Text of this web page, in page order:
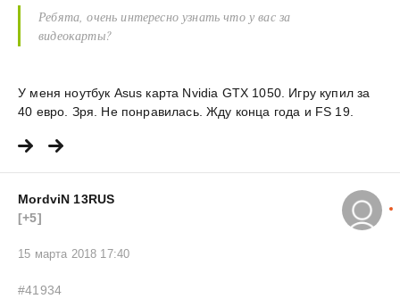
Ребята, очень интересно узнать что у вас за
видеокарты?
У меня ноутбук Asus карта Nvidia GTX 1050. Игру купил за
40 евро. Зря. Не понравилась. Жду конца года и FS 19.
MordviN 13RUS
[+5]
15 марта 2018 17:40
#41934